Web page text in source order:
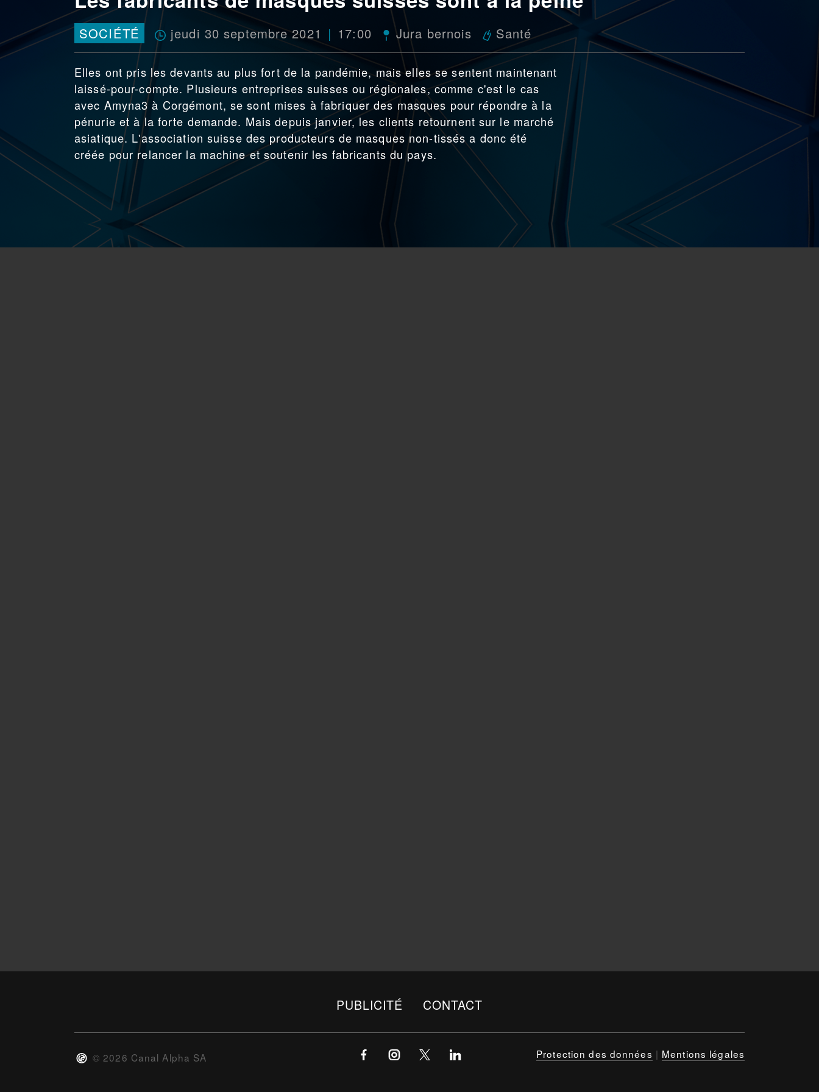
SOCIÉTÉ jeudi 30 septembre 2021 17:00 Jura bernois Santé
Elles ont pris les devants au plus fort de la pandémie, mais elles se sentent maintenant
laissé-pour-compte. Plusieurs entreprises suisses ou régionales, comme c'est le cas
avec Amyna3 à Corgémont, se sont mises à fabriquer des masques pour répondre à la
pénurie et à la forte demande. Mais depuis janvier, les clients retournent sur le marché
asiatique. L'association suisse des producteurs de masques non-tissés a donc été
créée pour relancer la machine et soutenir les fabricants du pays.
PUBLICITÉ CONTACT
© 2026 Canal Alpha SA Protection des données | Mentions légales